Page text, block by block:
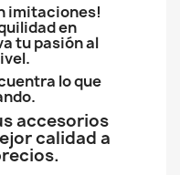
imitaciones!
en
tu pasión al
lo que
accesorios
calidad a